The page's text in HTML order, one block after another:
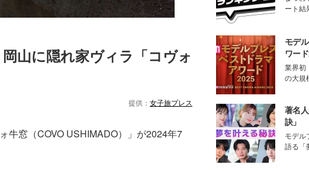
山に隠れ家ヴィラ「コヴォ
提供： 女子旅プレス
牛窓（COVO USHIMADO）」が2024年7
ート結
モデ
ワー
業界初
の大規
著名
訣」
モデル
語る「